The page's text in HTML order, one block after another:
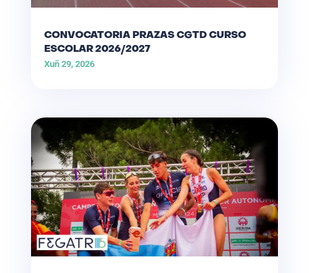
CONVOCATORIA PRAZAS CGTD CURSO
ESCOLAR 2026/2027
Xuñ 29, 2026